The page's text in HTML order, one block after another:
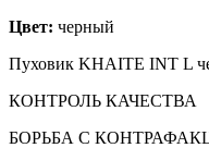
Цвет: черный
Пуховик KHAITE INT L
КОНТРОЛЬ КАЧЕСТВА
БОРЬБА С